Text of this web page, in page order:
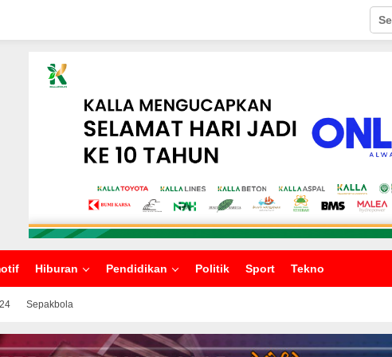
Hiburan Pendidikan Politik Sport Tekno
Sepakbola